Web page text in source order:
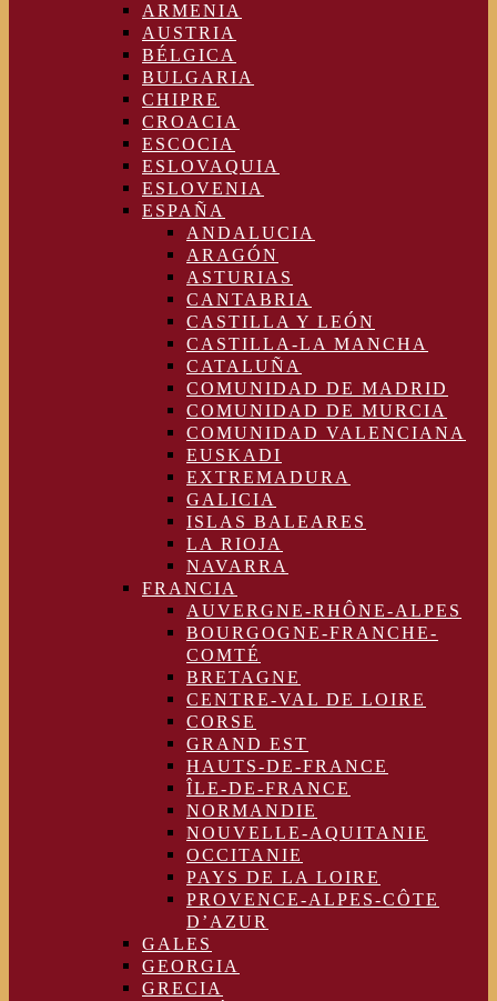
ARMENIA
AUSTRIA
BÉLGICA
BULGARIA
CHIPRE
CROACIA
ESCOCIA
ESLOVAQUIA
ESLOVENIA
ESPAÑA
ANDALUCIA
ARAGÓN
ASTURIAS
CANTABRIA
CASTILLA Y LEÓN
CASTILLA-LA MANCHA
CATALUÑA
COMUNIDAD DE MADRID
COMUNIDAD DE MURCIA
COMUNIDAD VALENCIANA
EUSKADI
EXTREMADURA
GALICIA
ISLAS BALEARES
LA RIOJA
NAVARRA
FRANCIA
AUVERGNE-RHÔNE-ALPES
BOURGOGNE-FRANCHE-
COMTÉ
BRETAGNE
CENTRE-VAL DE LOIRE
CORSE
GRAND EST
HAUTS-DE-FRANCE
ÎLE-DE-FRANCE
NORMANDIE
NOUVELLE-AQUITANIE
OCCITANIE
PAYS DE LA LOIRE
PROVENCE-ALPES-CÔTE
D’AZUR
GALES
GEORGIA
GRECIA